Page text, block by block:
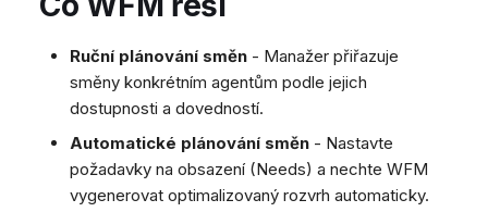
Tickety
Sociální sítě
Můj profil
Klávesové zkratky
Facebook Messenger
Instagram DM
Viber
Sociální sítě
Tickety
Sociální sítě
Můj profil
Obecné informace a tipy
MS Teams
zařízení
zařízení
Žádné zařízení online
Telephone (macOS)
Ruční plánování směn - Manažer přiřazuje
směny konkrétním agentům podle jejich
dostupnosti a dovedností.
Automatické plánování směn - Nastavte
požadavky na obsazení (Needs) a nechte WFM
vygenerovat optimalizovaný rozvrh automaticky.